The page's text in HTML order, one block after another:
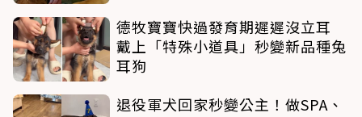
德牧寶寶快過發育期遲遲沒立耳
戴上「特殊小道具」秒變新品種兔
耳狗
退役軍犬回家秒變公主！做SPA、